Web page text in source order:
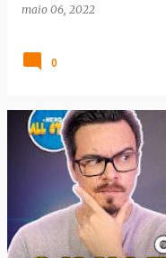
maio 06, 2022
0